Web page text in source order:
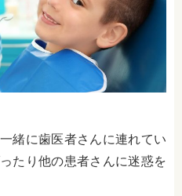
緒に歯医者さんに連れてい
たり他の患者さんに迷惑を